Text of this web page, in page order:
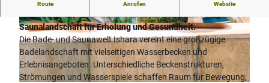
© Bielefelder Bäder, Michael Adamski © Bielefelder Bäder, Michael Adamski
Route Anrufen Website
Saunalandschaft für Erholung und Gesundheit.
Die Bade- und Saunawelt Ishara vereint eine großzügige
Badelandschaft mit vielseitigen Wasserbecken und
Erlebnisangeboten. Unterschiedliche Beckenstrukturen,
Strömungen und Wasserspiele schaffen Raum für Bewegung,